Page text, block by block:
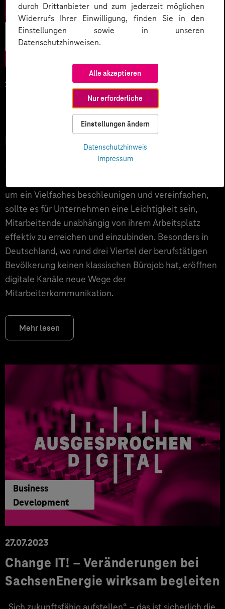
durch Drittanbieter und zum jederzeit möglichen
Widerrufs Ihrer Einwilligung, finden Sie in den
Einstellungen sowie in unseren
Datenschutzhinweisen.
Alle akzeptieren
Nur erforderliche
Einstellungen ändern
Datenschutzhinweis
Impressum
Agile Work &
Culture
29.08.2023
Non-Desk-Worker dank digitaler
Mitarbeiter-Kommunikation
besser einbinden
In einer modernen Arbeitswelt, in der digitale
Prozesse die Zusammenarbeit und Kommunikation
um ein Vielfaches beschleunigen und vereinfachen,
sollte es für Unternehmen eine Leichtigkeit sein,
Mitarbeitende unabhängig von ihrem Arbeitsplatz
effektiv zu erreichen und einzubinden. Besonders in
Deutschland, wo rund drei Viertel der berufstätigen
Bevölkerung keinen klassischen Bürojob hat, eröffnen
digitale Kanäle neue Wege der
Mitarbeiterkommunikation.
Mehr lesen
Business
Development
27.07.2023
Change IT! – Veränderungen bei
SachsenEnergie wirksam begleiten